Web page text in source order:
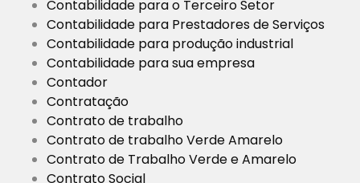
Contabilidade para o Terceiro Setor
Contabilidade para Prestadores de Serviços
Contabilidade para produção industrial
Contabilidade para sua empresa
Contador
Contratação
Contrato de trabalho
Contrato de trabalho Verde Amarelo
Contrato de Trabalho Verde e Amarelo
Contrato Social